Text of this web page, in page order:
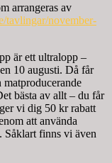
arrangeras av
tavlingar/november-
är ett ultralopp –
10 augusti. Då får
bästa av allt – du får
vi dig 50 kr rabatt
att använda
Såklart finns vi även